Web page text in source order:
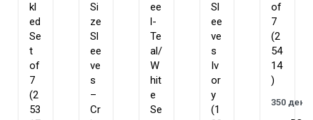
kl
ed
Se
t
of
7
(2
53
Si
ze
Sl
ee
ve
s
–
Cr
ee
l-
Te
al/
W
hit
e
Se
Sl
ee
ve
s
Iv
or
y
(1
of
7
(2
54
14
)
350 ден